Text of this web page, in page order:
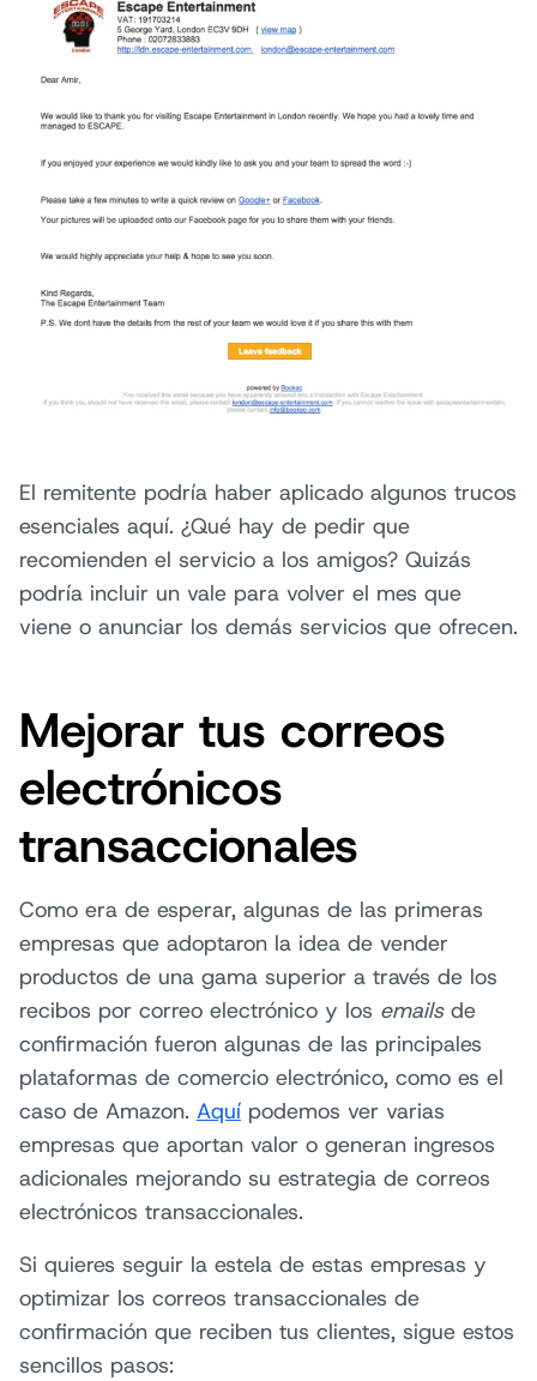
El remitente podría haber aplicado algunos trucos
esenciales aquí. ¿Qué hay de pedir que
recomienden el servicio a los amigos? Quizás
podría incluir un vale para volver el mes que
viene o anunciar los demás servicios que ofrecen.
Mejorar tus correos
electrónicos
transaccionales
Como era de esperar, algunas de las primeras
empresas que adoptaron la idea de vender
productos de una gama superior a través de los
recibos por correo electrónico y los emailsde
confirmación fueron algunas de las principales
plataformas de comercio electrónico, como es el
caso de Amazon. Aquí podemos ver varias
empresas que aportan valor o generan ingresos
adicionales mejorando su estrategia de correos
electrónicos transaccionales.
Si quieres seguir la estela de estas empresas y
optimizar los correos transaccionales de
confirmación que reciben tus clientes, sigue estos
sencillos pasos: